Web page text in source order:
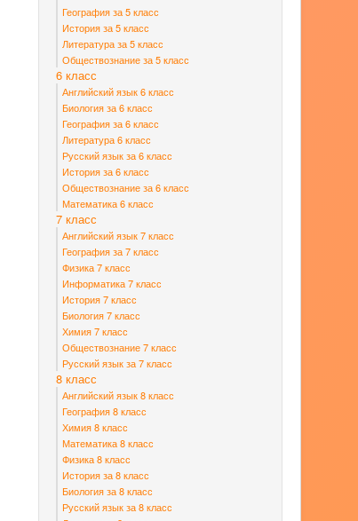
География за 5 класс
История за 5 класс
Литература за 5 класс
Обществознание за 5 класс
6 класс
Английский язык 6 класс
Биология за 6 класс
География за 6 класс
Литература 6 класс
Русский язык за 6 класс
История за 6 класс
Обществознание за 6 класс
Математика 6 класс
7 класс
Английский язык 7 класс
География за 7 класс
Физика 7 класс
Информатика 7 класс
История 7 класс
Биология 7 класс
Химия 7 класс
Обществознание 7 класс
Русский язык за 7 класс
8 класс
Английский язык 8 класс
География 8 класс
Химия 8 класс
Математика 8 класс
Физика 8 класс
История за 8 класс
Биология за 8 класс
Русский язык за 8 класс